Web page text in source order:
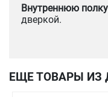
Внутреннюю полку
дверкой.
ЕЩЕ ТОВАРЫ ИЗ